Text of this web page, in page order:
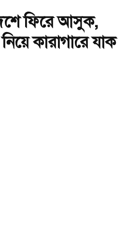
ফিরে আসুক,
কারাগারে যাক